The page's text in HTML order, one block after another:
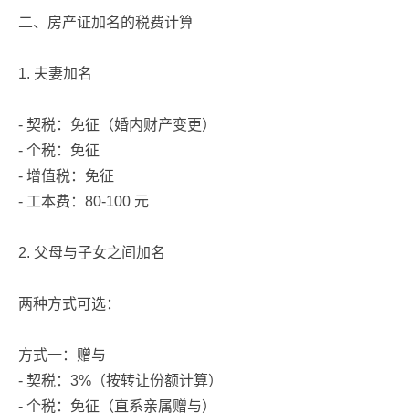
二、房产证加名的税费计算
1. 夫妻加名
- 契税：免征（婚内财产变更）
- 个税：免征
- 增值税：免征
- 工本费：80-100 元
2. 父母与子女之间加名
两种方式可选：
方式一：赠与
- 契税：3%（按转让份额计算）
- 个税：免征（直系亲属赠与）